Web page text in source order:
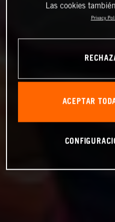
Las cookies
Privacy
ACEPTAR